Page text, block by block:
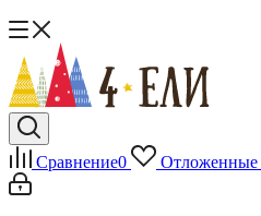
Сравнение0 Отложенные